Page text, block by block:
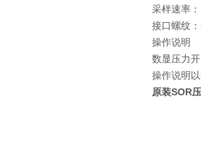
采样速率
接口螺纹
操作说明
数显压力
操作说明
原装SOR